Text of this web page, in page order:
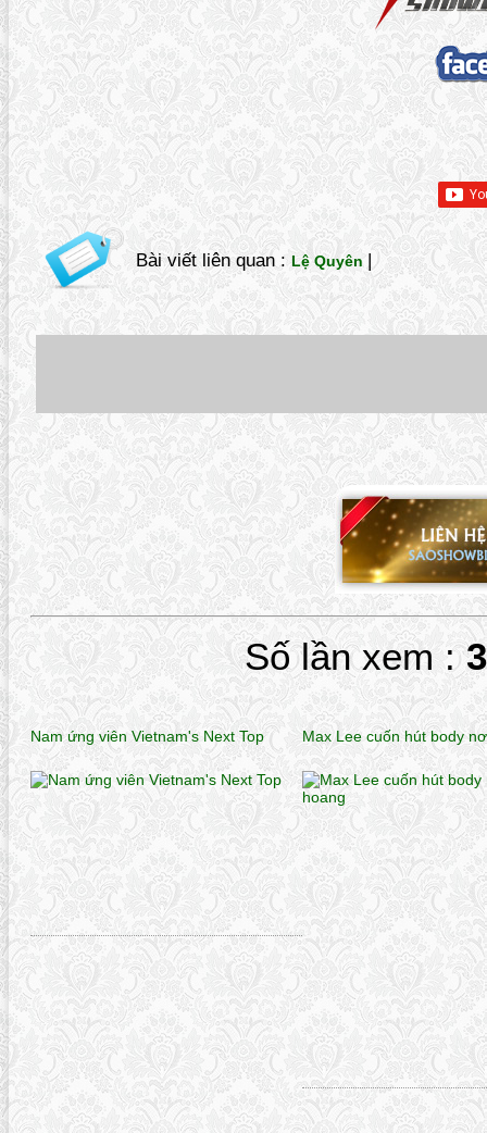
Bài viết liên quan : Lệ Quyên |
Số lần xem :
Nam ứng viên Vietnam's Next Top Max Lee cuốn hút body